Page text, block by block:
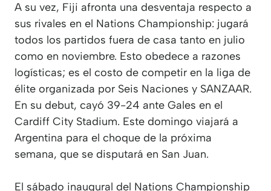
A su vez, Fiji afronta una desventaja respecto a
sus rivales en el Nations Championship: jugará
todos los partidos fuera de casa tanto en julio
como en noviembre. Esto obedece a razones
logísticas; es el costo de competir en la liga de
élite organizada por Seis Naciones y SANZAAR.
En su debut, cayó 39-24 ante Gales en el
Cardiff City Stadium. Este domingo viajará a
Argentina para el choque de la próxima
semana, que se disputará en San Juan.
El sábado inaugural del Nations Championship